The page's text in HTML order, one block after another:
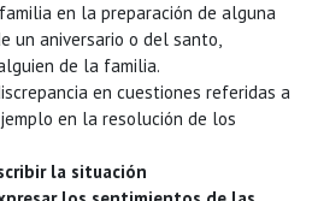
en la preparación de alguna
un aniversario o del santo,
de la familia.
en cuestiones referidas a
en la resolución de los
la situación